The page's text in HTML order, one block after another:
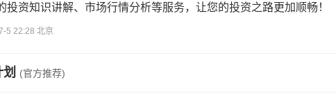
投资知识讲解、市场行情分析等服务，让您的投资之路更加顺畅！
5 22:28 北京
(官方推荐)